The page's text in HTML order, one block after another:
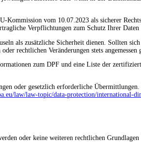
Kommission vom 10.07.2023 als sicherer
Verpflichtungen zum Schutz Ihrer Daten
als zusätzliche Sicherheit dienen. Sollten
rechtlichen Veränderungen stets angemessen
zum DPF und eine Liste der
oder gesetzlich erforderliche
law/law-topic/data-protection/international-
oder keine weiteren rechtlichen